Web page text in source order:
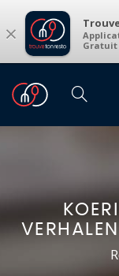
×
Gratuit